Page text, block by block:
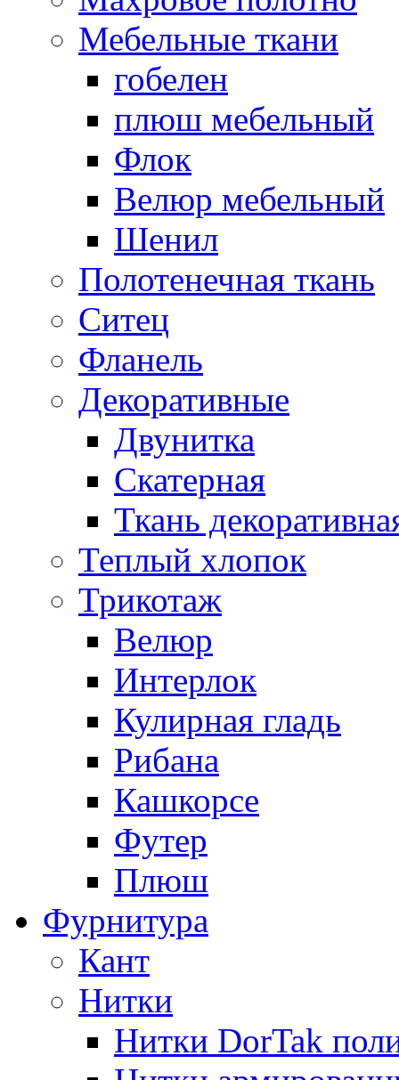
Мебельные ткани
гобелен
плюш мебельный
Флок
Велюр мебельный
Шенил
Полотенечная ткань
Ситец
Фланель
Декоративные
Двунитка
Скатерная
Ткань
Теплый хлопок
Трикотаж
Велюр
Интерлок
Кулирная гладь
Рибана
Кашкорсе
Футер
Плюш
Фурнитура
Кант
Нитки
Нитки DorTak